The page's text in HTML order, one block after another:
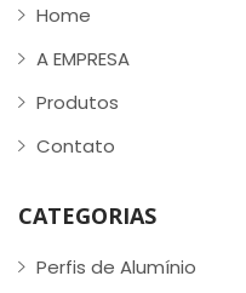
Home
A EMPRESA
Produtos
Contato
CATEGORIAS
Perfis de Alumínio